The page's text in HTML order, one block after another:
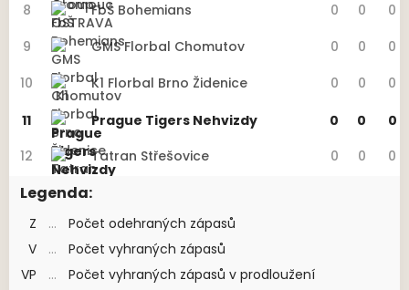
8
FbŠ Bohemians 0 0
0
9
GMS Florbal Chomutov 0 0
0
10
K1 Florbal Brno Židenice 0 0 0
11 Prague Tigers Nehvizdy 0 0 0
12 Tatran Střešovice 0 0 0
Legenda:
Z ...
Počet odehraných zápasů
V
...
Počet vyhraných zápasů
VP
...
Počet vyhraných zápasů v prodloužení